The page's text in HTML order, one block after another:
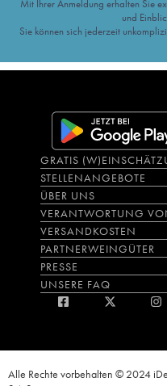
Mit Ihrer Anmeldung erhalten Sie
und
Sie können sich jederzeit
GRATIS
STELLENANGEBOTE
ÜBER UNS
VERANTWORTUNG
VERSANDKOSTEN
PARTNERWEINGÜTER
PRESSE
UNSERE FAQ
Alle Rechte vorbehalten © 2024